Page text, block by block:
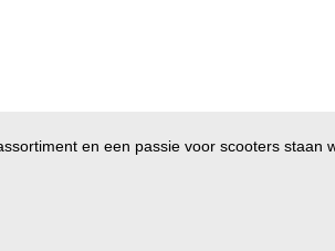
en een passie voor scooters staan